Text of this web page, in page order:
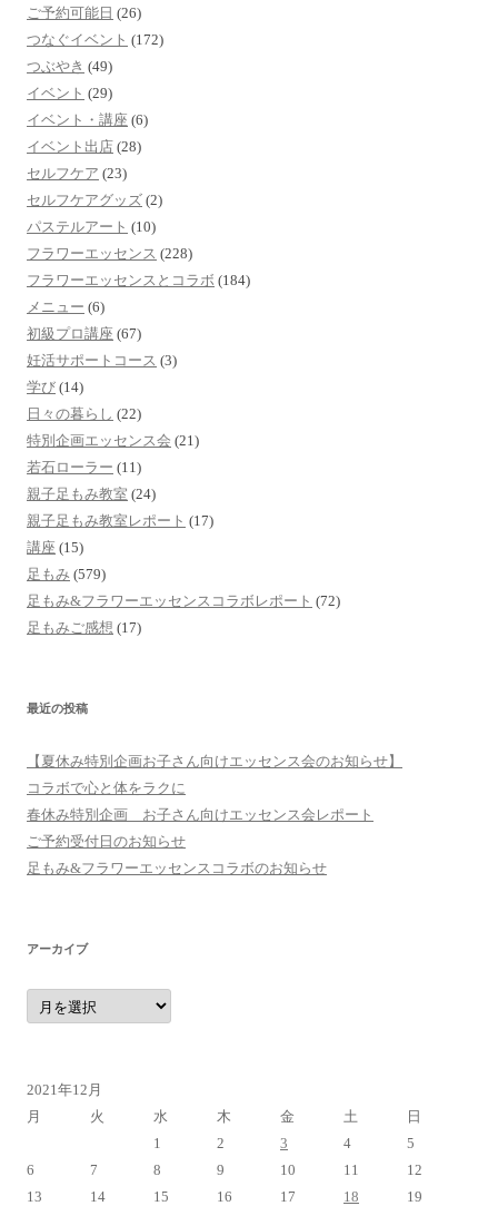
ご予約可能日 (26)
つなぐイベント (172)
つぶやき (49)
イベント (29)
イベント・講座 (6)
イベント出店 (28)
セルフケア (23)
セルフケアグッズ (2)
パステルアート (10)
フラワーエッセンス (228)
フラワーエッセンスとコラボ (184)
メニュー (6)
初級プロ講座 (67)
妊活サポートコース (3)
学び (14)
日々の暮らし (22)
特別企画エッセンス会 (21)
若石ローラー (11)
親子足もみ教室 (24)
親子足もみ教室レポート (17)
講座 (15)
足もみ (579)
足もみ&フラワーエッセンスコラボレポート (72)
足もみご感想 (17)
最近の投稿
【夏休み特別企画お子さん向けエッセンス会のお知らせ】
コラボで心と体をラクに
春休み特別企画 お子さん向けエッセンス会レポート
ご予約受付日のお知らせ
足もみ&フラワーエッセンスコラボのお知らせ
アーカイブ
ア
ー
カ
2021年12月
月
火 水 木 金 土
日
1
2 3 4
5
6
7 8 9 10 11
12
13
14 15 16 17 18 19